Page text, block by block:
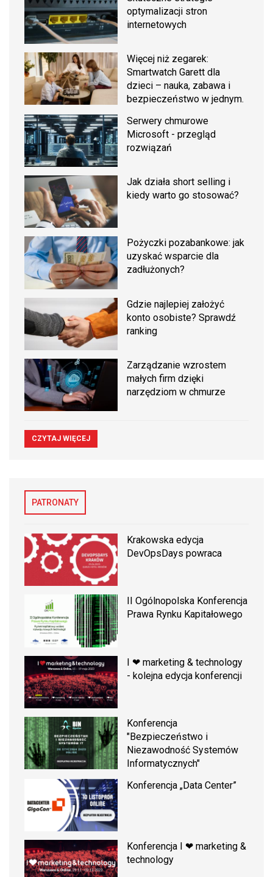
optymalizacji stron
internetowych
Więcej niż zegarek:
Smartwatch Garett dla
dzieci – nauka, zabawa i
bezpieczeństwo w jednym.
Serwery chmurowe
Microsoft - przegląd
rozwiązań
Jak działa short selling i
kiedy warto go stosować?
Pożyczki pozabankowe: jak
uzyskać wsparcie dla
zadłużonych?
Gdzie najlepiej założyć
konto osobiste? Sprawdź
ranking
Zarządzanie wzrostem
małych firm dzięki
narzędziom w chmurze
CZYTAJ WIĘCEJ
PATRONATY
Krakowska edycja
DevOpsDays powraca
II Ogólnopolska Konferencja
Prawa Rynku Kapitałowego
I ❤ marketing & technology
- kolejna edycja konferencji
Konferencja
"Bezpieczeństwo i
Niezawodność Systemów
Informatycznych"
Konferencja „Data Center”
Konferencja I ❤ marketing &
technology